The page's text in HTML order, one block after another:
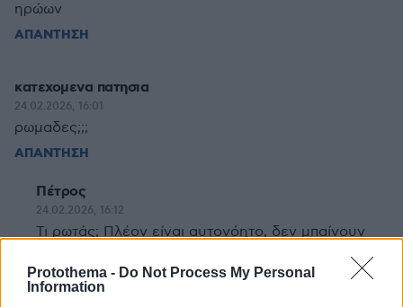
Protothema - Do Not Process My Personal
Information
ηρώων
ΑΠΑΝΤΗΣΗ
κατεχομενα πατησια
24.02.2026, 16:01
ρωμαδες;;;
ΑΠΑΝΤΗΣΗ
Πέτρος
24.02.2026, 16:12
Τι ρωτάς; Πλέον είναι αυτονόητο, δεν μπαίνουν
ΑΠΑΝΤΗΣΗ